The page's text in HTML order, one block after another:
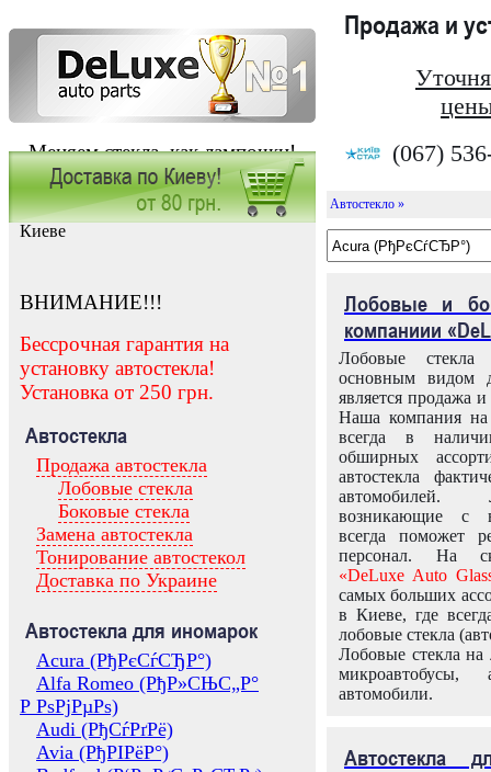
Меняем стекла, как лампочки!
Продажа и
(067)
Заказать установку автостекла в
Киеве
ВНИМАНИЕ!!!
Бессрочная гарантия на
установку автостекла!
Установка от 250 грн.
Автостекла
Продажа автостекла
Лобовые стекла
Боковые стекла
Замена автостекла
Тонирование автостекол
Доставка по Украине
Автостекла для иномарок
Acura (РђРєСѓСЂР°)
Alfa Romeo (РђР»СЊС„Р°
Р РѕРјРµРѕ)
Audi (РђСѓРґРё)
Avia (РђРІРёР°)
Автостекло »
Лобовые и
компаниии
Лобовые
основным видом
является продажа и
Наша компания на
всегда в
обширных
автостекла
возникающие с
всегда поможет
персонал. На
«DeLuxe Auto
самых больших
в Киеве, где
лобовые стекла
Лобовые стекла на
микроавтобусы,
автомобили.
Автостекла